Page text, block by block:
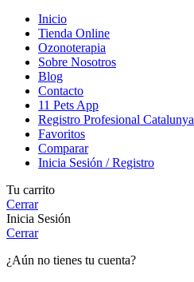
Inicio
Tienda Online
Ozonoterapia
Sobre Nosotros
Blog
Contacto
11 Pets App
Registro Profesional Catalunya
Favoritos
Comparar
Inicia Sesión / Registro
Tu carrito
Cerrar
Inicia Sesión
Cerrar
¿Aún no tienes tu cuenta?